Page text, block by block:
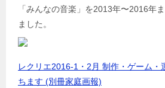
「みんなの音楽」を2013年〜2016年
ました。
レクリエ2016-1・2月 制作・ゲーム・
ちます (別冊家庭画報)